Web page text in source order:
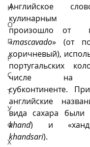
Н
О
П
Р
С
Т
У
Ф
Х
Английское
кулинарным
произошло от
«mascavado» (от
коричневый),
португальских
числе на
субконтиненте.
английские
khand
khandsari).